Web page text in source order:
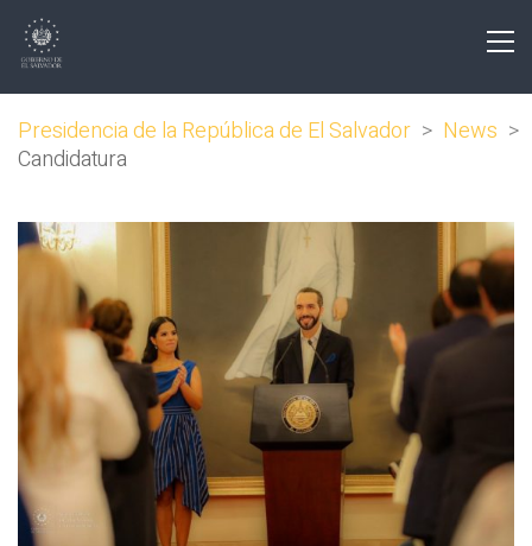
Presidencia de la República de El Salvador > News >
Candidatura